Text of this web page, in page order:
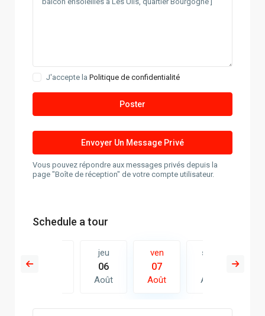
J'accepte laPolitique de confidentialité
Vous pouvez répondre aux messages privés depuis la
page "Boîte de réception" de votre compte utilisateur.
Schedule a tour
jeu
06
Août
ven
07
Août
sam
Août